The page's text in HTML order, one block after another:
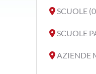
SCUOLE
SCUOLE
AZIENDE